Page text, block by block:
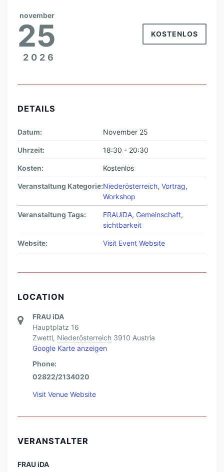
T
P
R
Ä
V
N
T
I
O
N
F
Ü
R
F
R
U
E
november
25
2026
KOSTENLOS
DETAILS
Datum: November 25
Uhrzeit: 18:30 - 20:30
Kosten: Kostenlos
Veranstaltung Kategorie:Niederösterreich, Vortrag,
Workshop
Veranstaltung Tags: FRAUiDA, Gemeinschaft,
sichtbarkeit
Website: Visit Event Website
LOCATION
FRAU iDA
Hauptplatz 16
Zwettl, Niederösterreich 3910 Austria
Google Karte anzeigen
Phone:
02822/2134020
Visit Venue Website
VERANSTALTER
FRAU iDA